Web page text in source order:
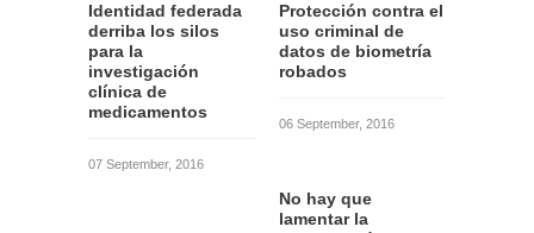
Identidad federada
derriba los silos
para la
investigación
clínica de
medicamentos
07 September, 2016
Protección contra el
uso criminal de
datos de biometría
robados
06 September, 2016
No hay que
lamentar la